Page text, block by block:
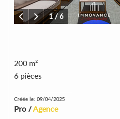
1/6
200 m²
6 pièces
Créée le: 09/04/2025
Pro /Agence